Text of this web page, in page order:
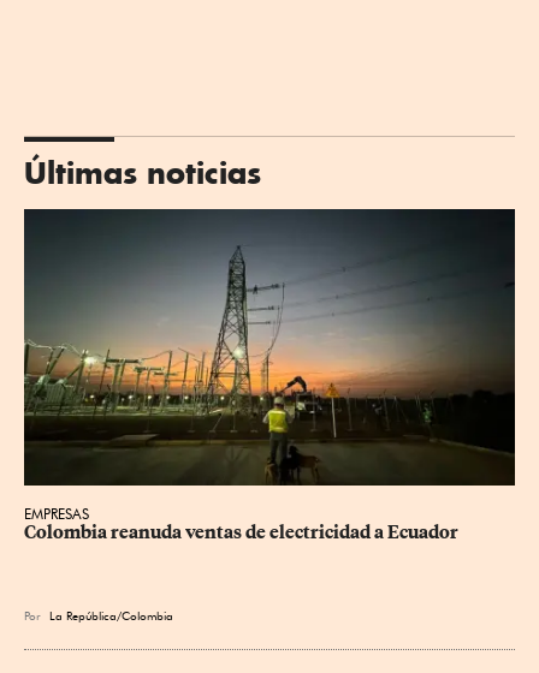
Últimas noticias
EMPRESAS
Colombia reanuda ventas de electricidad a Ecuador
Por La República/Colombia